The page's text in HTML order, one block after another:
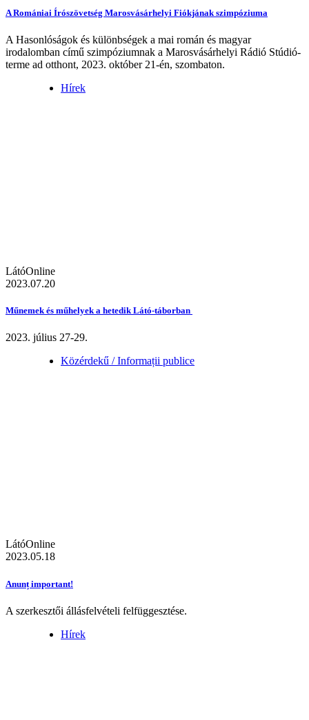
A Romániai Írószövetség Marosvásárhelyi Fiókjának szimpóziuma
A Hasonlóságok és különbségek a mai román és magyar
irodalomban című szimpóziumnak a Marosvásárhelyi Rádió Stúdió-
terme ad otthont, 2023. október 21-én, szombaton.
Hírek
LátóOnline
2023.07.20
Műnemek és műhelyek a hetedik Látó-táborban
2023. július 27-29.
Közérdekű / Informații publice
LátóOnline
2023.05.18
Anunț important!
A szerkesztői állásfelvételi felfüggesztése.
Hírek